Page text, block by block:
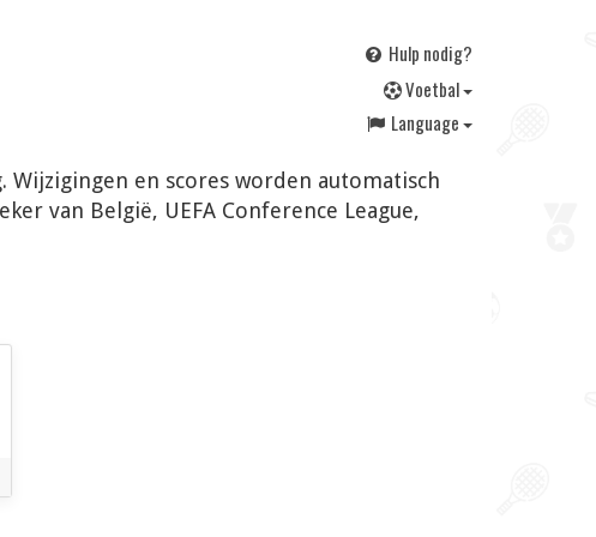
Hulp nodig?
Voetbal
Language
Wijzigingen en scores worden automatisch
van België, UEFA Conference League,